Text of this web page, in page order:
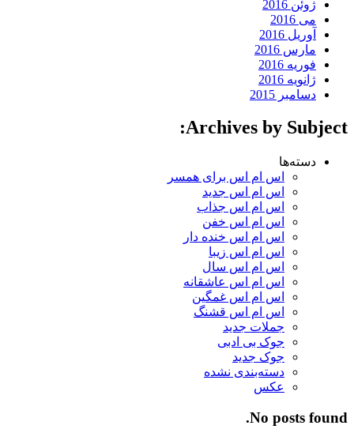
ژوئن 2016
می 2016
آوریل 2016
مارس 2016
فوریه 2016
ژانویه 2016
دسامبر 2015
Archives by Subject:
دسته‌ها
اس ام اس برای همسر
اس ام اس جدید
اس ام اس جذاب
اس ام اس خفن
اس ام اس خنده دار
اس ام اس زیبا
اس ام اس سال
اس ام اس عاشقانه
اس ام اس غمگین
اس ام اس قشنگ
جملات جدید
جوک بی ادبی
جوک جدید
دسته‌بندی نشده
عکس
No posts found.